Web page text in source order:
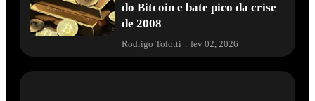
do Bitcoin e bate pico da crise
de 2008
Rodrigo Tolotti . fev 02, 2026